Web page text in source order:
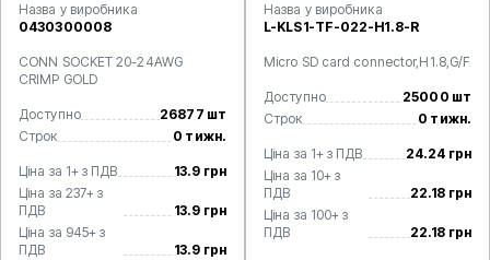
Назва у виробника
0430300008
CONN SOCKET 20-24AWG
CRIMP GOLD
Доступно
26877 шт
Строк
0 тижн.
Ціна за 1+ з ПДВ
13.9 грн
Ціна за 237+ з
ПДВ
13.9 грн
Ціна за 945+ з
ПДВ
13.9 грн
Назва у виробника
L-KLS1-TF-022-H1.8-R
Micro SD card connector,H1.8,G/F
Доступно
25000 шт
Строк
0 тижн.
Ціна за 1+ з ПДВ
24.24 грн
Ціна за 10+ з
ПДВ
22.18 грн
Ціна за 100+ з
ПДВ
22.18 грн